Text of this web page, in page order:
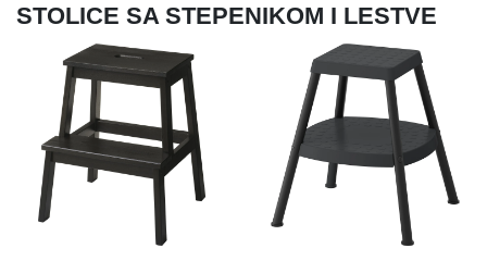
STOLICE SA STEPENIKOM I LESTVE